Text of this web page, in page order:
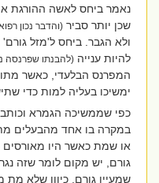
נאמר ביחס לאשה ההורגת את
שכן יותר סביר(והדבר נכון
ולא הגבר. ביחס ל'מזל גורם'
להיות ענייה(להבנתו שפרנסה
המפרנס הבלעדי, כאשר מתו
ימשיכו בעליה למות כדי
כפי שממשיכה הגמרא
במקרה בו אחד מהבעלים מת
או שמת כאשר היו מאורסים
גורם, יש מקום לומר שזה
שמעיין גורם, כיוון שלא מת